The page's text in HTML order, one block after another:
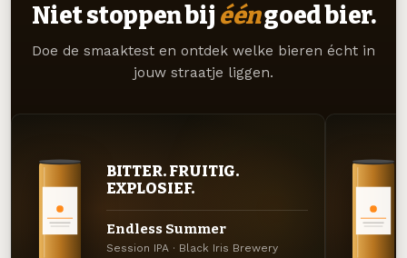
Niet stoppen bij ééngoed bier.
Doe de smaaktest en ontdek welke bieren écht in
jouw straatje liggen.
BITTER. FRUITIG.
EXPLOSIEF.
Endless Summer
Session IPA · Black Iris Brewery